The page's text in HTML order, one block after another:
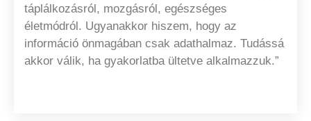
táplálkozásról, mozgásról, egészséges
életmódról. Ugyanakkor hiszem, hogy az
információ önmagában csak adathalmaz. Tudássá
akkor válik, ha gyakorlatba ültetve alkalmazzuk.”